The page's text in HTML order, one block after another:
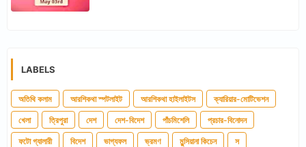
LABELS
অতিথি কলাম আরশিকথা স্পটলাইট আরশিকথা হাইলাইটস ক্যারিয়ার-মোটিভেশন
খেলা ত্রিপুরা দেশ দেশ-বিদেশ পাঁচমিশেলি প্রচার-বিনোদন
ফটো গ্যালারী বিদেশ ভাগ্যফল ভ্রমণ মুন্সিয়ানা কিচেন স